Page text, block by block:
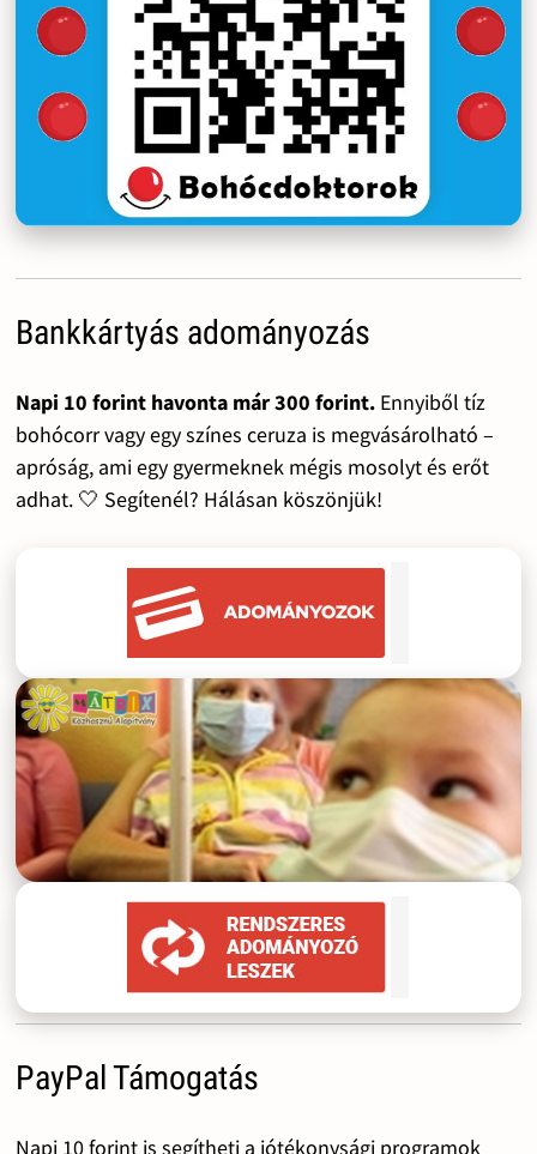
Bankkártyás adományozás
Napi 10 forint havonta már 300 forint.Ennyiből tíz
bohócorr vagy egy színes ceruza is megvásárolható –
apróság, ami egy gyermeknek mégis mosolyt és erőt
adhat. 🤍 Segítenél? Hálásan köszönjük!
PayPal Támogatás
Napi 10 forint is segítheti a jótékonysági programok